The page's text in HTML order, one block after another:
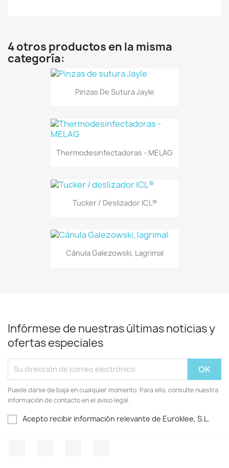
4 otros productos en la misma
categoría:
Pinzas De Sutura Jayle
Thermodesinfectadoras - MELAG
Tucker / Deslizador ICL®
Cánula Galezowski, Lagrimal
Infórmese de nuestras últimas noticias y
ofertas especiales
Puede darse de baja en cualquier momento. Para ello, consulte nuestra
información de contacto en el aviso legal.
Acepto recibir información relevante de Euroklee, S.L.